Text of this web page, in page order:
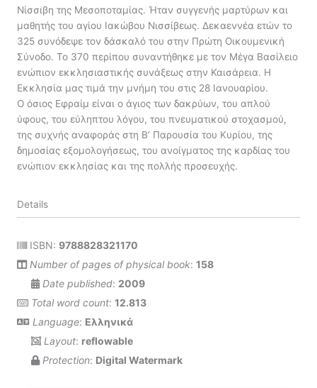
Νίσσιβη της Μεσοποταμίας. Ήταν συγγενής μαρτύρων και
μαθητής του αγίου Ιακώβου Νισσίβεως. Δεκαεννέα ετών το
325 συνόδεψε τον δάσκαλό του στην Πρώτη Οικουµενική
Σύνοδο. Το 370 περίπου συναντήθηκε µε τον Μέγα Βασίλειο
ενώπιον εκκλησιαστικής συνάξεως στην Καισάρεια. Η
Εκκλησία µας τιμά την μνήμη του στις 28 Ιανουαρίου.
Ο όσιος Εφραίμ είναι ο άγιος των δακρύων, του απλού
ύφους, του εύληπτου λόγου, του πνευματικού στοχασμού,
της συχνής αναφοράς στη Β’ Παρουσία του Κυρίου, της
δημοσίας εξομολογήσεως, του ανοίγματος της καρδίας του
ενώπιον εκκλησίας και της πολλής προσευχής.
Details
ISBN: 9788828321170
Number of pages of physical book: 158
Date published: 2009
Total word count: 12.813
Language: Ελληνικά
Layout: reflowable
Protection: Digital Watermark